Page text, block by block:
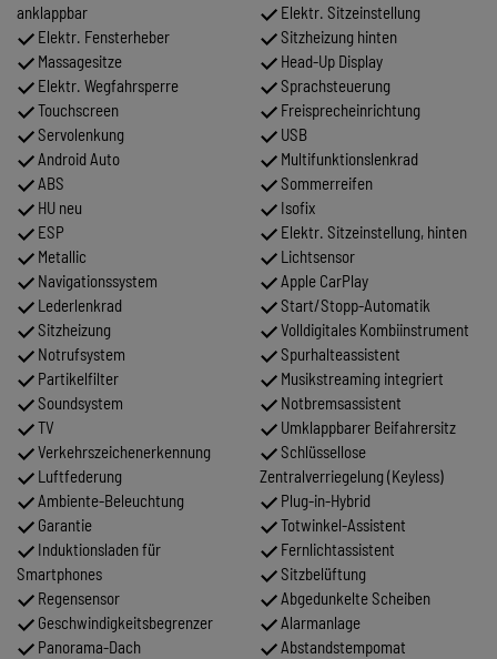
anklappbar
Elektr. Fensterheber
Massagesitze
Elektr. Wegfahrsperre
Touchscreen
Servolenkung
Android Auto
ABS
HU neu
ESP
Metallic
Navigationssystem
Lederlenkrad
Sitzheizung
Notrufsystem
Partikelfilter
Soundsystem
TV
Verkehrszeichenerkennung
Luftfederung
Ambiente-Beleuchtung
Garantie
Induktionsladen für
Smartphones
Regensensor
Geschwindigkeitsbegrenzer
Panorama-Dach
Elektr. Sitzeinstellung
Sitzheizung hinten
Head-Up Display
Sprachsteuerung
Freisprecheinrichtung
USB
Multifunktionslenkrad
Sommerreifen
Isofix
Elektr. Sitzeinstellung, hinten
Lichtsensor
Apple CarPlay
Start/Stopp-Automatik
Volldigitales Kombiinstrument
Spurhalteassistent
Musikstreaming integriert
Notbremsassistent
Umklappbarer Beifahrersitz
Schlüssellose
Zentralverriegelung (Keyless)
Plug-in-Hybrid
Totwinkel-Assistent
Fernlichtassistent
Sitzbelüftung
Abgedunkelte Scheiben
Alarmanlage
Abstandstempomat